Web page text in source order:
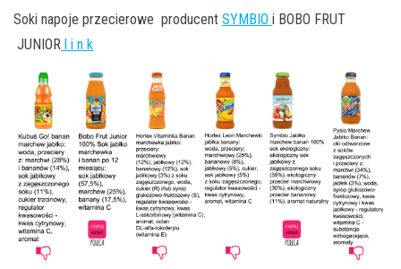
Soki napoje przecierowe producent SYMBIO i BOBO FRUT
JUNIOR l i n k